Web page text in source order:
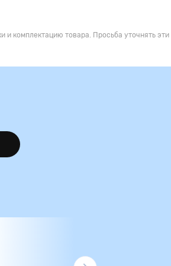
и комплектацию товара. Просьба уточнять